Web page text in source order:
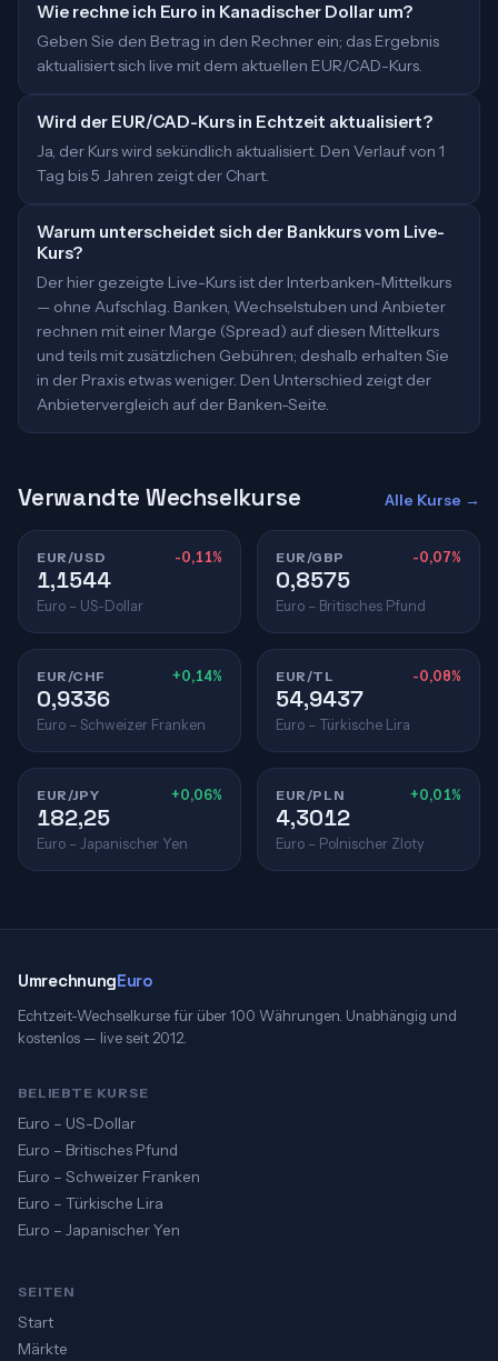
Wie rechne ich Euro in Kanadischer Dollar um?
Geben Sie den Betrag in den Rechner ein; das Ergebnis
aktualisiert sich live mit dem aktuellen EUR/CAD-Kurs.
Wird der EUR/CAD-Kurs in Echtzeit aktualisiert?
Ja, der Kurs wird sekündlich aktualisiert. Den Verlauf von 1
Tag bis 5 Jahren zeigt der Chart.
Warum unterscheidet sich der Bankkurs vom Live-
Kurs?
Der hier gezeigte Live-Kurs ist der Interbanken-Mittelkurs
— ohne Aufschlag. Banken, Wechselstuben und Anbieter
rechnen mit einer Marge (Spread) auf diesen Mittelkurs
und teils mit zusätzlichen Gebühren; deshalb erhalten Sie
in der Praxis etwas weniger. Den Unterschied zeigt der
Anbietervergleich auf der Banken-Seite.
Verwandte Wechselkurse Alle Kurse →
EUR/USD -0,11%
1,1544
Euro – US-Dollar
EUR/GBP -0,07%
0,8575
Euro – Britisches Pfund
EUR/CHF +0,14%
0,9336
Euro – Schweizer Franken
EUR/TL -0,08%
54,9437
Euro – Türkische Lira
EUR/JPY +0,06%
182,25
Euro – Japanischer Yen
EUR/PLN +0,01%
4,3012
Euro – Polnischer Zloty
UmrechnungEuro
Echtzeit-Wechselkurse für über 100 Währungen. Unabhängig und
kostenlos — live seit 2012.
BELIEBTE KURSE
Euro – US-Dollar
Euro – Britisches Pfund
Euro – Schweizer Franken
Euro – Türkische Lira
Euro – Japanischer Yen
SEITEN
Start
Märkte